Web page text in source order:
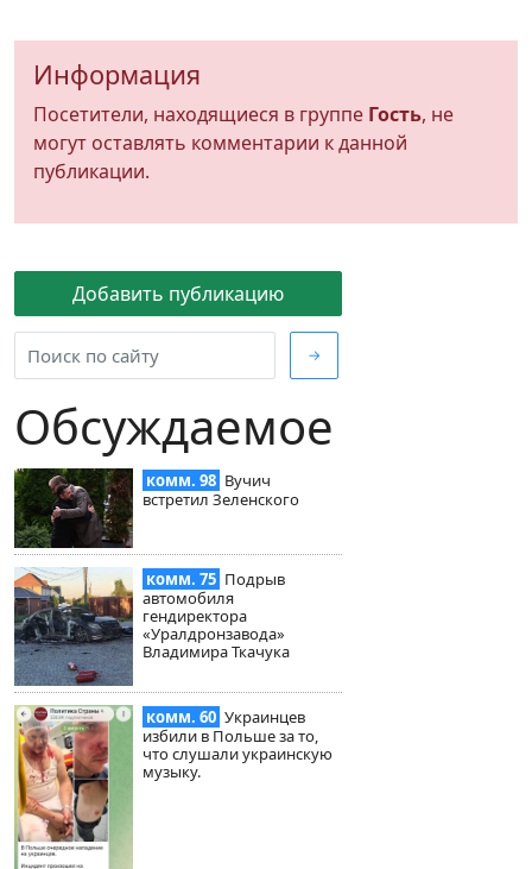
Добавить публикацию
→
Обсуждаемое
комм. 98 Вучич
встретил Зеленского
комм. 75 Подрыв
автомобиля
гендиректора
«Уралдронзавода»
Владимира Ткачука
комм. 60 Украинцев
избили в Польше за то,
что слушали украинскую
музыку.
Информация
Посетители, находящиеся в группе Гость, не
могут оставлять комментарии к данной
публикации.